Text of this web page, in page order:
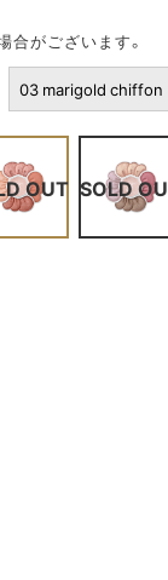
がございます。
OUT SOLD